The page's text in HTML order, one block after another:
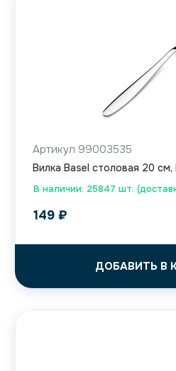
В наличии: 25847 шт.
Артикул 99003535
Вилка Basel столовая 20
149 ₽
ДОБАВИТЬ В